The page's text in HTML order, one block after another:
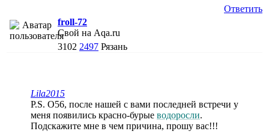
Ответить
froll-72
Свой на Aqa.ru
3102 2497 Рязань
Lila2015
P.S. О56, после нашей с вами последней встречи у
меня появились красно-бурые водоросли.
Подскажите мне в чем причина, прошу вас!!!